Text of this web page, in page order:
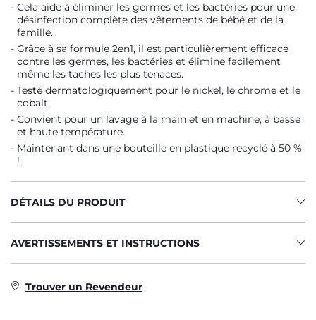
Cela aide à éliminer les germes et les bactéries pour une
désinfection complète des vêtements de bébé et de la
famille.
Grâce à sa formule 2en1, il est particulièrement efficace
contre les germes, les bactéries et élimine facilement
même les taches les plus tenaces.
Testé dermatologiquement pour le nickel, le chrome et le
cobalt.
Convient pour un lavage à la main et en machine, à basse
et haute température.
Maintenant dans une bouteille en plastique recyclé à 50 %
!
DÉTAILS DU PRODUIT
AVERTISSEMENTS ET INSTRUCTIONS
Trouver un Revendeur